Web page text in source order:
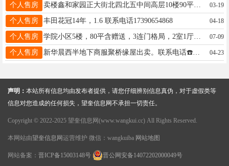
个人售房 卖楼鑫和家园正大街北四北五中间高层10楼90平不山不顶有房照，家电齐全冰箱电视洗衣机空调全带，三连门格局不山不顶额外赠送阳台18045551939微信同步本人房子不是中介 03-19
个人售房 丰田花冠14年，1.6 联系电话17390654868 04-18
个人售房 学院小区5楼，80平含赠送，3连门格局，2室1厅， (只卖5天)，黄金位置，纯纯4小5中2中学区房，陪读养老首选，性价比超高，，可做低首付，全方位贷款，全款，18944555161 07-09
个人售房 新华晨西半地下商服聚桥缘屋出卖。联系电话☎️18746527881 04-23
声明： 本站所有信息均由发布者提供，请您仔细辨别信息真伪，对于虚假类等
信息对您造成的任何损失，望奎信息网不承担一切责任。
Copyright © 2022-2025 望奎信息网(www.wangkui.cc) All Rights Reserved.
本网站由望奎信息网 运营维护 微信：wangkuiba 网站地图
网站备案： 晋ICP备15003148号 晋公网安备14072202000049号